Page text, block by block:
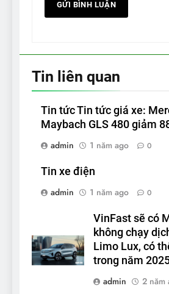
Tin liên quan
Tin tức Tin tức giá xe:
Maybach GLS 480 giảm
admin
1 năm ago 0
Tin xe điện
admin
1 năm ago 0
VinFast sẽ có
không chạy
Limo Lux, có
trong năm
admin
2 năm